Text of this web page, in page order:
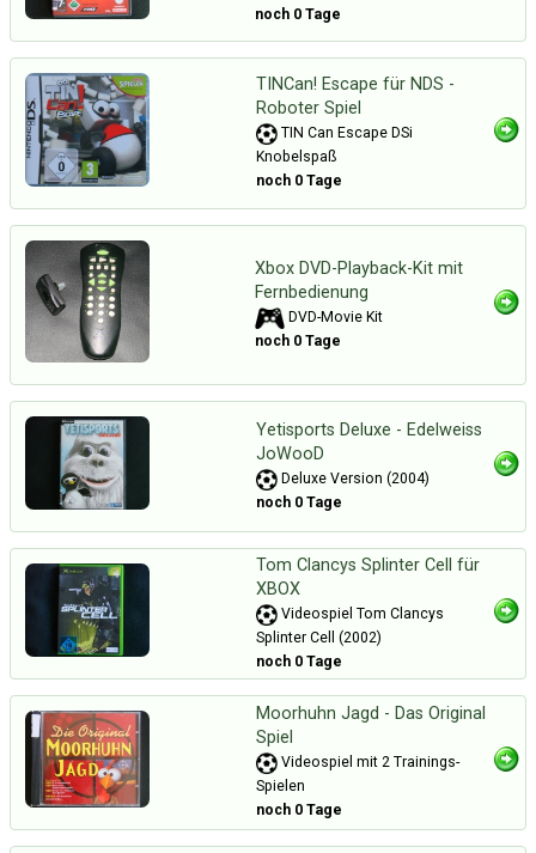
noch 0 Tage
TINCan! Escape für NDS -
Roboter Spiel
TIN Can Escape DSi
Knobelspaß
noch 0 Tage
Xbox DVD-Playback-Kit mit
Fernbedienung
DVD-Movie Kit
noch 0 Tage
Yetisports Deluxe - Edelweiss
JoWooD
Deluxe Version (2004)
noch 0 Tage
Tom Clancys Splinter Cell für
XBOX
Videospiel Tom Clancys
Splinter Cell (2002)
noch 0 Tage
Moorhuhn Jagd - Das Original
Spiel
Videospiel mit 2 Trainings-
Spielen
noch 0 Tage